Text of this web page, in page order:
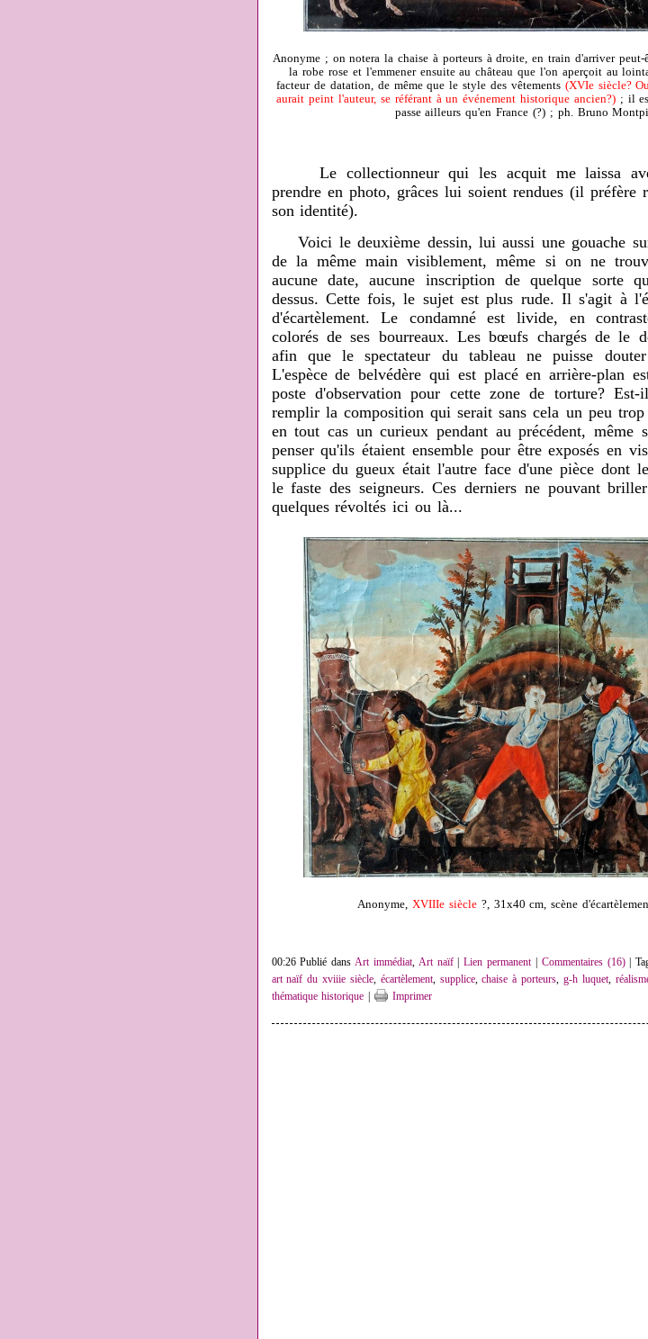
Anonyme ; on notera la chaise à porteurs à droite, en train d'arriver peut-
la robe rose et l'emmener ensuite au château que l'on aperçoit au
facteur de datation, de même que le style des vêtements (XVIe siècle?
aurait peint l'auteur, se référant à un événement historique ancien?) ; il
passe ailleurs qu'en France (?) ; ph. Bruno
Le collectionneur qui les acquit me laissa
prendre en photo, grâces lui soient rendues (il préfère
son identité).
Voici le deuxième dessin, lui aussi une gouache
de la même main visiblement, même si on ne
aucune date, aucune inscription de quelque sorte
dessus. Cette fois, le sujet est plus rude. Il s'agit à
d'écartèlement. Le condamné est livide, en
colorés de ses bourreaux. Les bœufs chargés de le
afin que le spectateur du tableau ne puisse
L'espèce de belvédère qui est placé en arrière-plan
poste d'observation pour cette zone de torture?
remplir la composition qui serait sans cela un peu
en tout cas un curieux pendant au précédent, même
penser qu'ils étaient ensemble pour être exposés en
supplice du gueux était l'autre face d'une pièce dont
le faste des seigneurs. Ces derniers ne pouvant
quelques révoltés ici ou là...
Anonyme,XVIIIe siècle?, 31x40 cm, scène
00:26 Publié dansArt immédiat, Art naïf|Lien permanent| Commentaires (16)|
art naïf du xviiie siècle, écartèlement, supplice,chaise à porteurs, g-h luquet,
thématique historique | Imprimer